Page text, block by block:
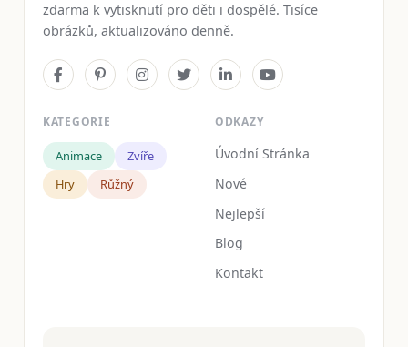
zdarma k vytisknutí pro děti i dospělé. Tisíce
obrázků, aktualizováno denně.
KATEGORIE
Animace
Zvíře
Hry
Růžný
ODKAZY
Úvodní Stránka
Nové
Nejlepší
Blog
Kontakt